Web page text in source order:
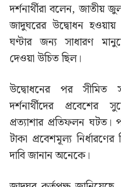
দর্শনার্থীরা বলেন, জাতীয়
জাদুঘরের উদ্বোধন
ঘণ্টার জন্য সাধারণ
দেওয়া উচিত ছিল।
উদ্বোধনের পর
দর্শনার্থীদের
প্রত্যাশার প্রতিফলন ঘটত।
টাকা প্রবেশমূল্য নির্ধারণের
দাবি জানান অনেকে।